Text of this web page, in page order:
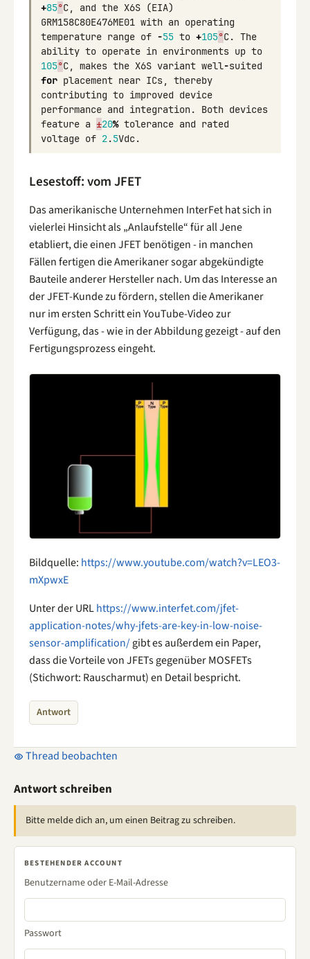
+85°C, and the X6S (EIA)
GRM158C80E476ME01 with an operating
temperature range of -55 to +105°C. The
ability to operate in environments up to
105°C, makes the X6S variant well-suited
for placement near ICs,
thereby
contributing to improved device
performance and integration. Both devices
feature a ±20% tolerance and rated
voltage of 2.5Vdc.
Lesestoff: vom JFET
Das amerikanische Unternehmen InterFet hat sich in
vielerlei Hinsicht als „Anlaufstelle“ für all Jene
etabliert, die einen JFET benötigen - in manchen
Fällen fertigen die Amerikaner sogar abgekündigte
Bauteile anderer Hersteller nach. Um das Interesse an
der JFET-Kunde zu fördern, stellen die Amerikaner
nur im ersten Schritt ein YouTube-Video zur
Verfügung, das - wie in der Abbildung gezeigt - auf den
Fertigungsprozess eingeht.
Bildquelle: https://www.youtube.com/watch?v=LEO3-
mXpwxE
Unter der URLhttps://www.interfet.com/jfet-
application-notes/why-jfets-are-key-in-low-noise-
sensor-amplification/gibt es außerdem ein Paper,
dass die Vorteile von JFETs gegenüber MOSFETs
(Stichwort: Rauscharmut) en Detail bespricht.
Antwort
Thread beobachten
Antwort schreiben
Bitte melde dich an, um einen Beitrag zu schreiben.
BESTEHENDER ACCOUNT
Benutzername oder E-Mail-Adresse
Passwort